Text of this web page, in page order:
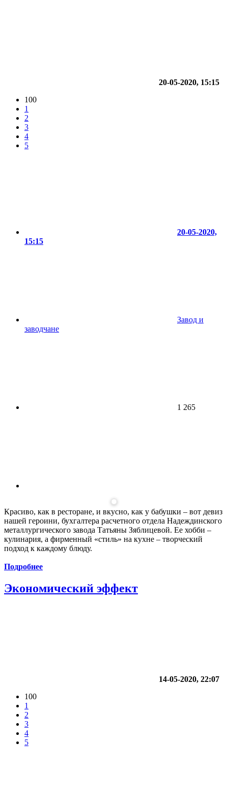
20-05-2020, 15:15
100
1
2
3
4
5
20-05-2020,
15:15
Завод и
заводчане
1 265
Красиво, как в ресторане, и вкусно, как у бабушки – вот девиз
нашей героини, бухгалтера расчетного отдела Надеждинского
металлургического завода Татьяны Зяблицевой. Ее хобби –
кулинария, а фирменный «стиль» на кухне – творческий
подход к каждому блюду.
Подробнее
Экономический эффект
14-05-2020, 22:07
100
1
2
3
4
5